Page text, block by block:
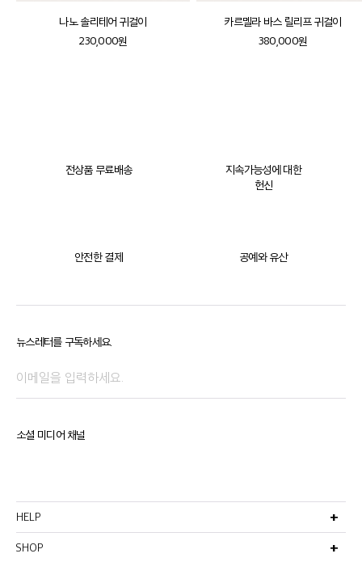
나노 솔리테어 귀걸이
230,000원
카르멜라 바스 릴리프 귀걸이
380,000원
전상품 무료배송
지속가능성에 대한
헌신
안전한 결제 공예와 유산
뉴스레터를 구독하세요.
소셜 미디어 채널
HELP
고객서비스
비회원주문조회
SHOP